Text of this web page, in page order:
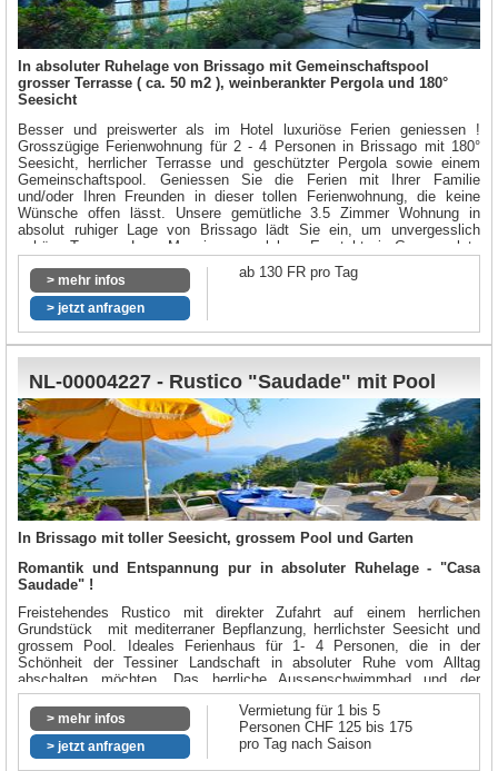
In absoluter Ruhelage von Brissago mit Gemeinschaftspool
grosser Terrasse ( ca. 50 m2 ), weinberankter Pergola und 180°
Seesicht
Besser und preiswerter als im Hotel luxuriöse Ferien geniessen !
Grosszügige Ferienwohnung für 2 - 4 Personen in Brissago mit 180°
Seesicht, herrlicher Terrasse und geschützter Pergola sowie einem
Gemeinschaftspool. Geniessen Sie die Ferien mit Ihrer Familie
und/oder Ihren Freunden in dieser tollen Ferienwohnung, die keine
Wünsche offen lässt. Unsere gemütliche 3.5 Zimmer Wohnung in
absolut ruhiger Lage von Brissago lädt Sie ein, um unvergesslich
schöne Tage am Lago Maggiore zu erleben. Es steht ein Garagenplatz
für Ihr Fahrzeug zur Verfügung.
> mehr infos
> jetzt anfragen
ab 130 FR pro Tag
NL-00004227 - Rustico "Saudade" mit Pool
In Brissago mit toller Seesicht, grossem Pool und Garten
Romantik und Entspannung pur in absoluter Ruhelage - "Casa
Saudade" !
Freistehendes Rustico mit direkter Zufahrt auf einem herrlichen
Grundstück mit mediterraner Bepflanzung, herrlichster Seesicht und
grossem Pool. Ideales Ferienhaus für 1- 4 Personen, die in der
Schönheit der Tessiner Landschaft in absoluter Ruhe vom Alltag
abschalten möchten. Das herrliche Aussenschwimmbad und der
gemütliche Komfort des einfach und sehr liebevoll möblierten Hauses,
schenken Ihnen unvergessliche Tage in diesem einmaligen Paradies.
Die Aussicht auf den Lago Maggiore bis weit nach Italien könnte nicht
schöner sein.
> mehr infos
> jetzt anfragen
Vermietung für 1 bis 5
Personen CHF 125 bis 175
pro Tag nach Saison